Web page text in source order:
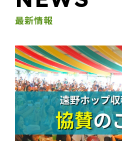
最新情報